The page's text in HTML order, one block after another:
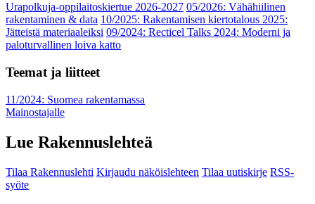
Urapolkuja-oppilaitoskiertue 2026-2027 05/2026: Vähähiilinen
rakentaminen & data 10/2025: Rakentamisen kiertotalous 2025:
Jätteistä materiaaleiksi 09/2024: Recticel Talks 2024: Moderni ja
paloturvallinen loiva katto
Teemat ja liitteet
11/2024: Suomea rakentamassa
Mainostajalle
Lue Rakennuslehteä
Tilaa Rakennuslehti Kirjaudu näköislehteen Tilaa uutiskirje RSS-
syöte